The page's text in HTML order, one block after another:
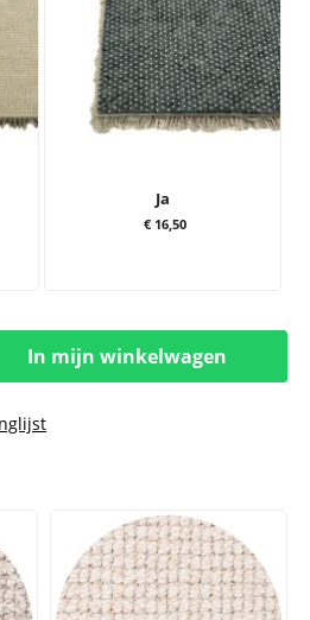
Ja
€ 16,50
In mijn winkelwagen